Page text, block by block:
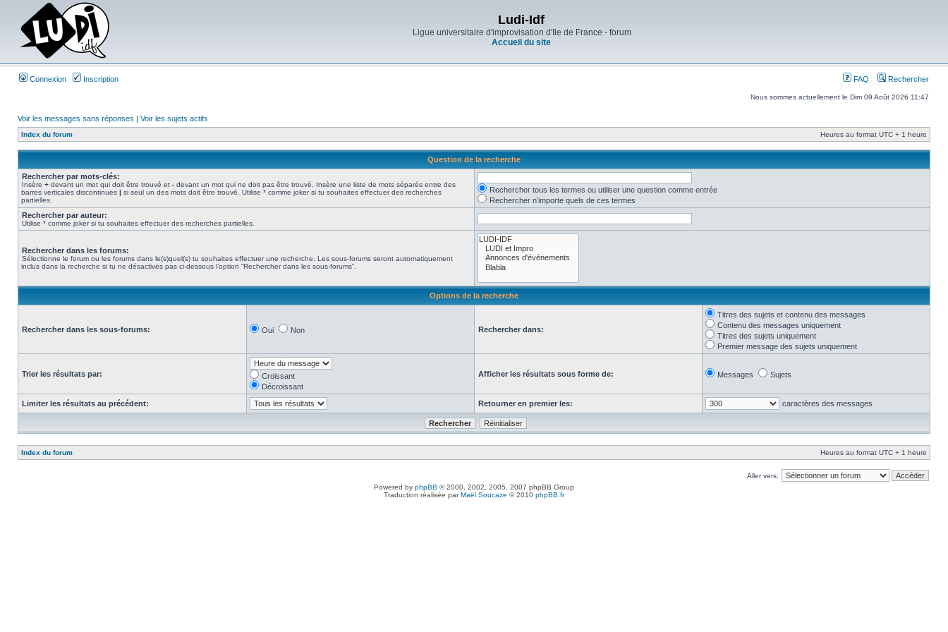
Ludi-Idf
Ligue universitaire d'improvisation d'Ile de France - forum
Accueil du site
Connexion Inscription FAQ Rechercher
Nous sommes actuellement le Dim 09 Août 2026 11:47
Voir les messages sans réponses | Voir les sujets actifs
Index du forum Heures au format UTC + 1 heure
Question de la recherche
Rechercher par mots-clés:
Insère + devant un mot qui doit être trouvé et - devant un mot qui ne doit pas être trouvé. Insère une liste de mots séparés entre des
barres verticales discontinues | si seul un des mots doit être trouvé. Utilise * comme joker si tu souhaites effectuer des recherches
partielles.
Rechercher tous les termes ou utiliser une question comme entrée
Rechercher n’importe quels de ces termes
Rechercher par auteur:
Utilise * comme joker si tu souhaites effectuer des recherches partielles.
Rechercher dans les forums:
Sélectionne le forum ou les forums dans le(s)quel(s) tu souhaites effectuer une recherche. Les sous-forums seront automatiquement
inclus dans la recherche si tu ne désactives pas ci-dessous l’option “Rechercher dans les sous-forums”.
Options de la recherche
Rechercher dans les sous-forums: Oui Non Rechercher dans:
Titres des sujets et contenu des messages
Contenu des messages uniquement
Titres des sujets uniquement
Premier message des sujets uniquement
Trier les résultats par:
Croissant
Décroissant
Afficher les résultats sous forme de: Messages Sujets
Limiter les résultats au précédent: Retourner en premier les: caractères des messages
Index du forum Heures au format UTC + 1 heure
Aller vers:
Powered by phpBB © 2000, 2002, 2005, 2007 phpBB Group
Traduction réalisée parMaël Soucaze © 2010 phpBB.fr